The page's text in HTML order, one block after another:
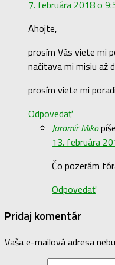
7. februára 2018 o
Ahojte,
prosím Vás viete mi
načitava mi misiu až
prosím viete mi
Odpovedať
Jaromír Miko
13. februára
Čo pozerám
Odpovedať
Pridaj komentár
Vaša e-mailová adresa